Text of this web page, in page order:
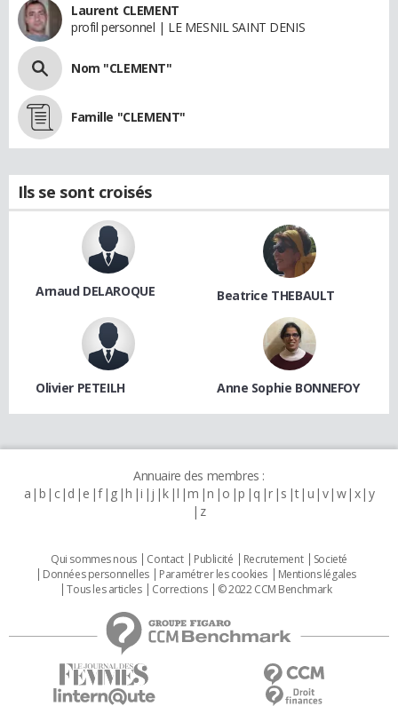
Laurent CLEMENT
profil personnel | LE MESNIL SAINT DENIS
Nom "CLEMENT"
Famille "CLEMENT"
Ils se sont croisés
Arnaud DELAROQUE Beatrice THEBAULT
Olivier PETEILH Anne Sophie BONNEFOY
Annuaire des membres :
a b c d e f g h i j k l m n o p q r s t u v w x y
z
Qui sommes nous Contact Publicité Recrutement
Societé
Données personnelles
Paramétrer les cookies
Mentions légales
Tous les articles
Corrections © 2022 CCM Benchmark